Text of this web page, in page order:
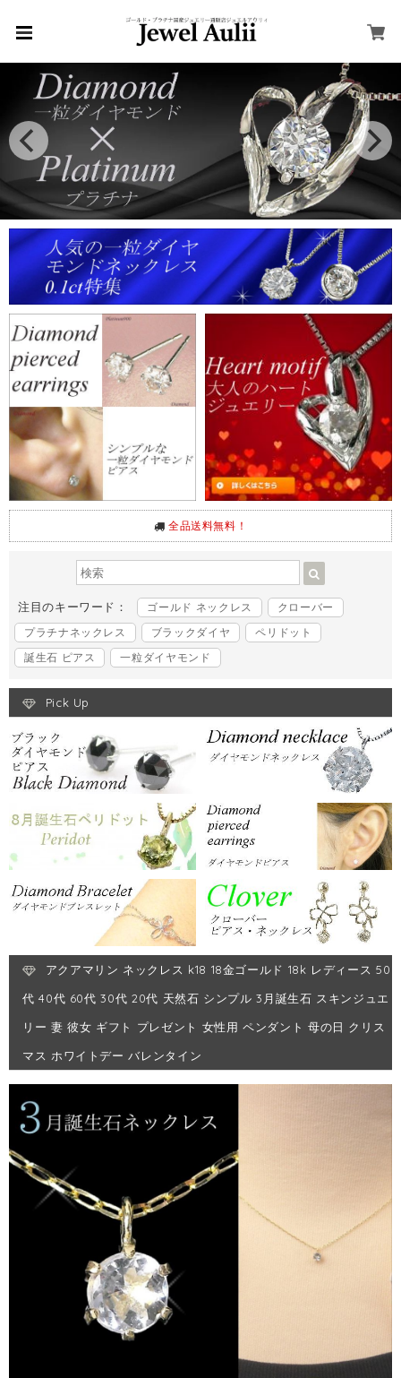
全品送料無料！
注目のキーワード： ゴールド ネックレス
クローバー
プラチナネックレス
ブラックダイヤ
ペリドット
誕生石 ピアス
一粒ダイヤモンド
Pick Up
アクアマリン ネックレス k18 18金ゴールド 18k レディース 50
代 40代 60代 30代 20代 天然石 シンプル 3月誕生石 スキンジュエ
リー 妻 彼女 ギフト プレゼント 女性用 ペンダント 母の日 クリス
マス ホワイトデー バレンタイン